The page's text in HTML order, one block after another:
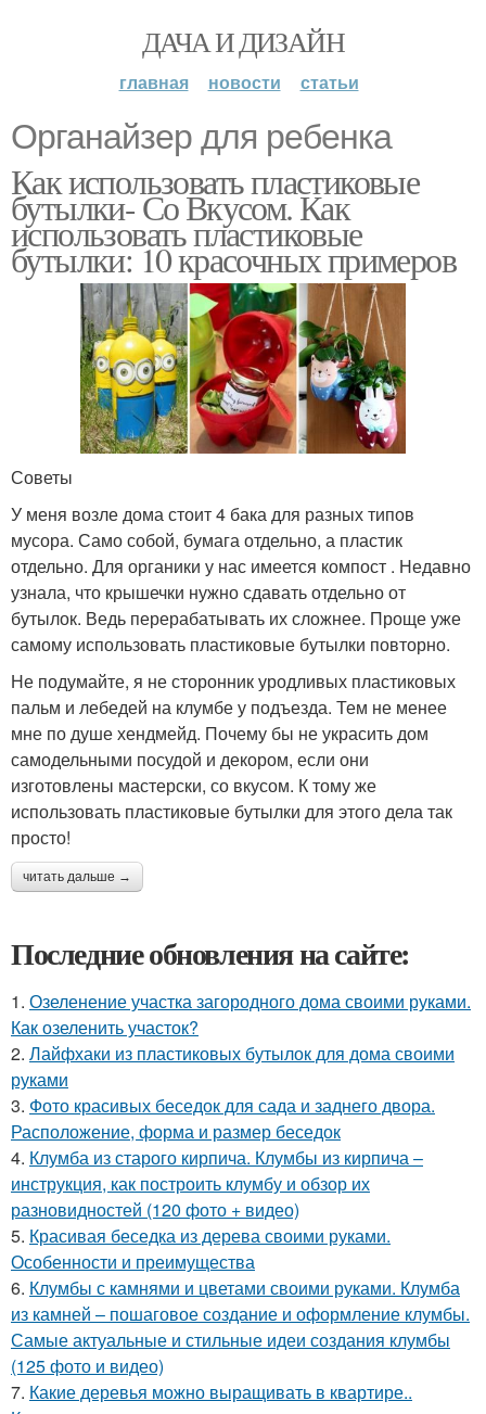
ДАЧА И ДИЗАЙН
главная новости статьи
Органайзер для ребенка
Как использовать пластиковые
бутылки- Со Вкусом. Как
использовать пластиковые
бутылки: 10 красочных примеров
Советы
У меня возле дома стоит 4 бака для разных типов
мусора. Само собой, бумага отдельно, а пластик
отдельно. Для органики у нас имеется компост . Недавно
узнала, что крышечки нужно сдавать отдельно от
бутылок. Ведь перерабатывать их сложнее. Проще уже
самому использовать пластиковые бутылки повторно.
Не подумайте, я не сторонник уродливых пластиковых
пальм и лебедей на клумбе у подъезда. Тем не менее
мне по душе хендмейд. Почему бы не украсить дом
самодельными посудой и декором, если они
изготовлены мастерски, со вкусом. К тому же
использовать пластиковые бутылки для этого дела так
просто!
читать дальше →
Последние обновления на сайте:
1. Озеленение участка загородного дома своими руками.
Как озеленить участок?
2. Лайфхаки из пластиковых бутылок для дома своими
руками
3. Фото красивых беседок для сада и заднего двора.
Расположение, форма и размер беседок
4. Клумба из старого кирпича. Клумбы из кирпича –
инструкция, как построить клумбу и обзор их
разновидностей (120 фото + видео)
5. Красивая беседка из дерева своими руками.
Особенности и преимущества
6. Клумбы с камнями и цветами своими руками. Клумба
из камней – пошаговое создание и оформление клумбы.
Самые актуальные и стильные идеи создания клумбы
(125 фото и видео)
7. Какие деревья можно выращивать в квартире..